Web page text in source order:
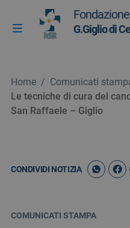
Vai ai contenuti
Vai al menu di
Vai al footer
Attiva / disattiva la
G.Giglio di
Home / Comunicati
Le tecniche di cura del
San Raffaele – Giglio
CONDIVIDI NOTIZIA
COMUNICATI STAMPA